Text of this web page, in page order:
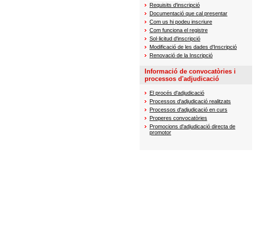
Requisits d'inscripció
Documentació que cal presentar
Com us hi podeu inscriure
Com funciona el registre
Sol·licitud d'inscripció
Modificació de les dades d'Inscripció
Renovació de la Inscripció
Informació de convocatòries i
processos d'adjudicació
El procés d'adjudicació
Processos d'adjudicació realitzats
Processos d'adjudicació en curs
Properes convocatòries
Promocions d'adjudicació directa de
promotor